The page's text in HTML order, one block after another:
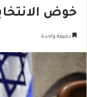
خوض
دقيقة واحدة